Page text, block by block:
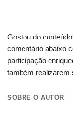
Gostou do
comentário abaixo
participação
também realizarem
SOBRE O AUTOR